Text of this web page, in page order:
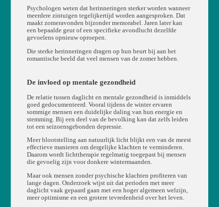
Psychologen weten dat herinneringen sterker worden wanneer
meerdere zintuigen tegelijkertijd worden aangesproken. Dat
maakt zomeravonden bijzonder memorabel. Jaren later kan
een bepaalde geur of een specifieke avondlucht dezelfde
gevoelens opnieuw oproepen.
Die sterke herinneringen dragen op hun beurt bij aan het
romantische beeld dat veel mensen van de zomer hebben.
De invloed op mentale gezondheid
De relatie tussen daglicht en mentale gezondheid is inmiddels
goed gedocumenteerd. Vooral tijdens de winter ervaren
sommige mensen een duidelijke daling van hun energie en
stemming. Bij een deel van de bevolking kan dat zelfs leiden
tot een seizoensgebonden depressie.
Meer blootstelling aan natuurlijk licht blijkt een van de meest
effectieve manieren om dergelijke klachten te verminderen.
Daarom wordt lichttherapie regelmatig toegepast bij mensen
die gevoelig zijn voor donkere wintermaanden.
Maar ook mensen zonder psychische klachten profiteren van
lange dagen. Onderzoek wijst uit dat perioden met meer
daglicht vaak gepaard gaan met een hoger algemeen welzijn,
meer optimisme en een grotere tevredenheid over het leven.